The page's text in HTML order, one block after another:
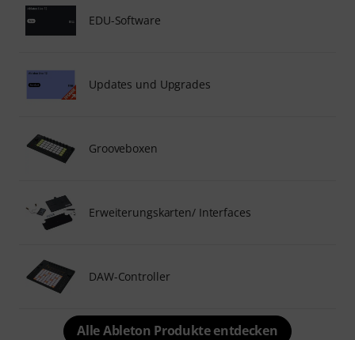
EDU-Software
Updates und Upgrades
Grooveboxen
Erweiterungskarten/ Interfaces
DAW-Controller
Alle Ableton Produkte entdecken